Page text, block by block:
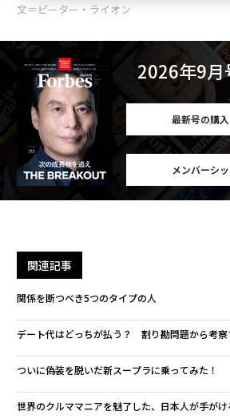
文＝ピーター・ライオン
2026年9月
最新号の購
メンバーシ
関連記事
関係を断つべき5つのタイプの人
デート代はどっちが払う？ 割り勘問題から考察
ついに偽装を脱いだ新スープラに乗ってみた！
世界のクルママニアを魅了した、日本人が手が